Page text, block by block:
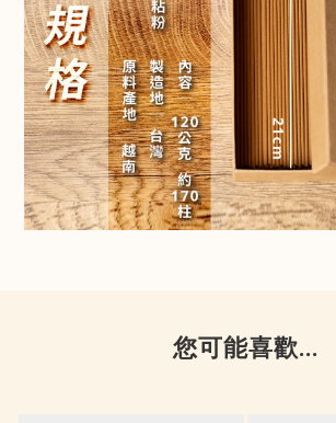
您可能喜歡...